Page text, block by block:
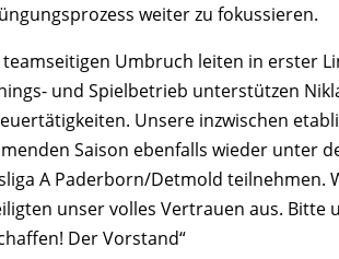
weiter zu fokussieren.
teamseitigen Umbruch leiten in erster
und Spielbetrieb unterstützen
Unsere inzwischen
Saison ebenfalls wieder unter
A Paderborn/Detmold teilnehmen.
unser volles Vertrauen aus.
Der Vorstand“